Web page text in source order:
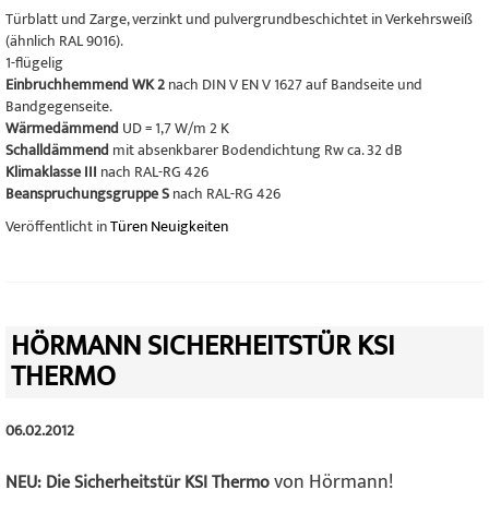
Türblatt und Zarge, verzinkt und pulvergrundbeschichtet in Verkehrsweiß
(ähnlich RAL 9016).
1-flügelig
Einbruchhemmend WK 2nach DIN V EN V 1627 auf Bandseite und
Bandgegenseite.
Wärmedämmend UD = 1,7 W/m 2 K
Schalldämmend mit absenkbarer Bodendichtung Rw ca. 32 dB
Klimaklasse III nach RAL-RG 426
Beanspruchungsgruppe Snach RAL-RG 426
Veröffentlicht inTüren Neuigkeiten
HÖRMANN SICHERHEITSTÜR KSI
THERMO
06.02.2012
NEU: Die Sicherheitstür KSI Thermovon Hörmann!